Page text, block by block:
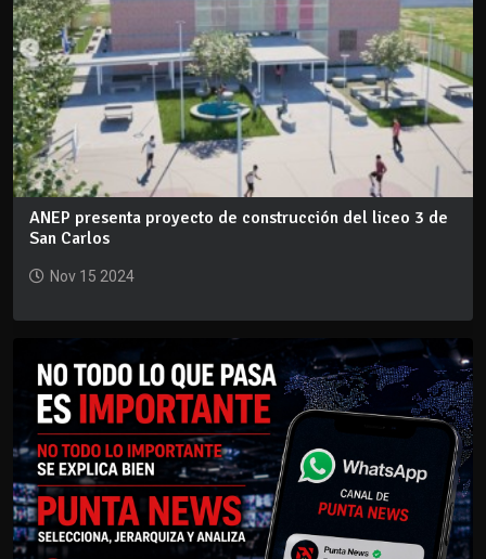
ANEP presenta proyecto de construcción del liceo 3 de
San Carlos
Nov 15 2024